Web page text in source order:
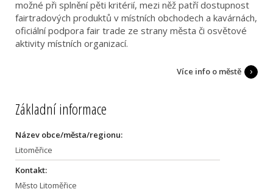
možné při splnění pěti kritérií, mezi něž patří dostupnost
fairtradových produktů v místních obchodech a kavárnách,
oficiální podpora fair trade ze strany města či osvětové
aktivity místních organizací.
Více info o městě
Základní informace
Název obce/města/regionu:
Litoměřice
Kontakt:
Město Litoměřice